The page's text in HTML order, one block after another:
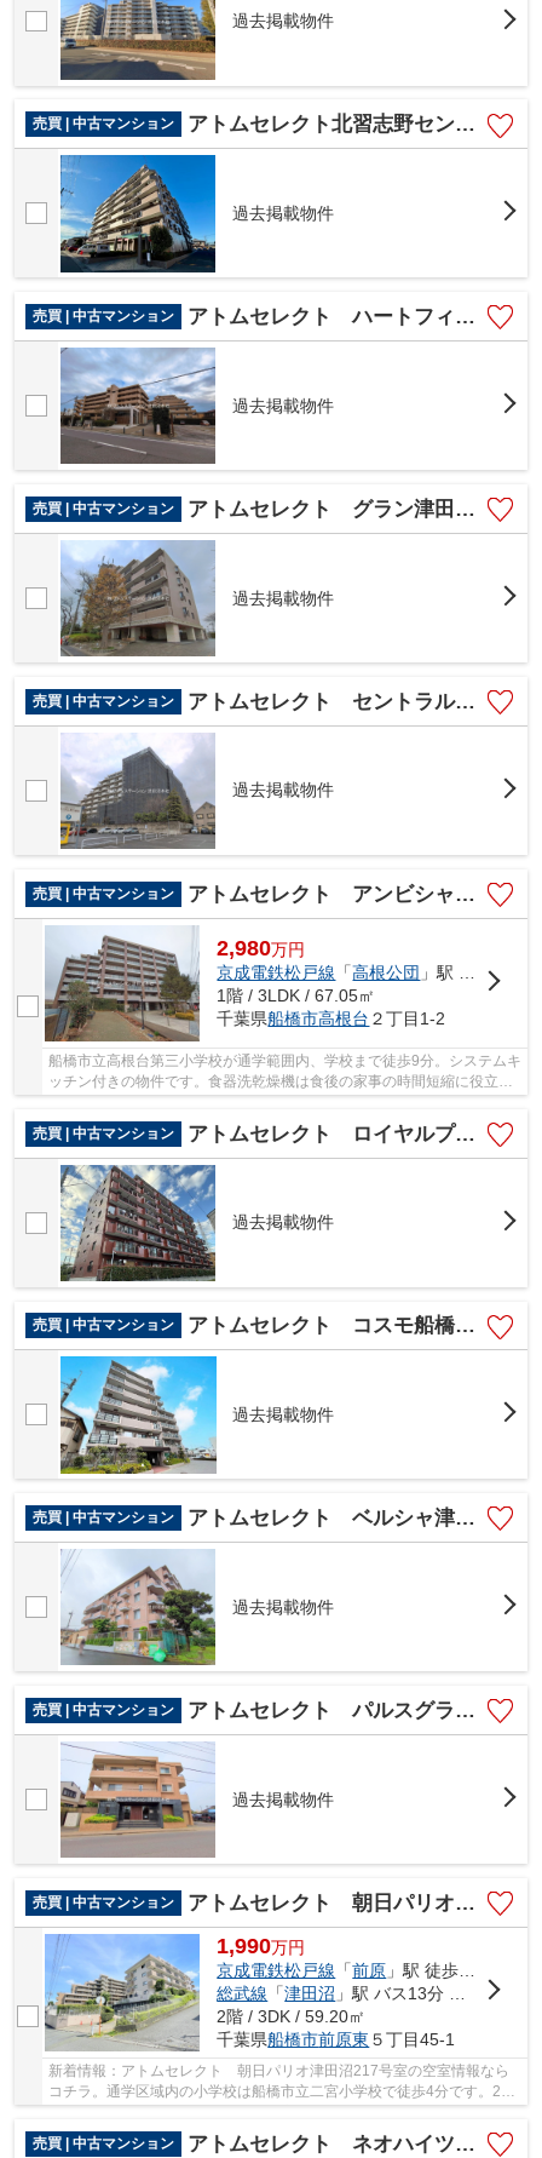
過去掲載物件
売買 | 中古マンション アトムセレクト北習志野セントラルガーデン405号室
過去掲載物件
売買 | 中古マンション アトムセレクト ハートフィールズ薬園台ハイライズ901号室
過去掲載物件
売買 | 中古マンション アトムセレクト グラン津田沼ヒルズ302号室
過去掲載物件
売買 | 中古マンション アトムセレクト セントラルコート習志野台1008号室
過去掲載物件
売買 | 中古マンション アトムセレクト アンビシャス船橋高根台102号室
2,980万円
京成電鉄松戸線 「高根公団 」駅 徒歩9分
1階 / 3LDK / 67.05㎡
千葉県船橋市高根台 ２丁目1-2
船橋市立高根台第三小学校が通学範囲内、学校まで徒歩9分。システムキ
ッチン付きの物件です。食器洗乾燥機は食後の家事の時間短縮に役立ち
ます。駅から徒歩9分の物件です。 アトムス...
売買 | 中古マンション
アトムセレクト ロイヤルプラザ津田沼3階
過去掲載物件
売買 | 中古マンション アトムセレクト コスモ船橋滝不動１階
過去掲載物件
売買 | 中古マンション アトムセレクト ベルシャ津田沼4階
過去掲載物件
売買 | 中古マンション アトムセレクト パルスグランレジオ船橋1階
過去掲載物件
売買 | 中古マンション アトムセレクト 朝日パリオ津田沼2階
1,990万円
京成電鉄松戸線 「前原 」駅 徒歩10分
総武線 「津田沼 」駅 バス13分 「御嶽神社（千葉県）」 停歩7分
2階 / 3DK / 59.20㎡
千葉県船橋市前原東 ５丁目45-1
新着情報：アトムセレクト 朝日パリオ津田沼217号室の空室情報なら
コチラ。通学区域内の小学校は船橋市立二宮小学校で徒歩4分です。2駅
売買 | 中古マンション
アトムセレクト ネオハイツ船橋薬円台公園 8階